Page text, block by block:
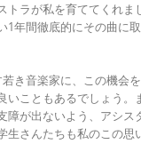
ラが私を育ててくれま
年間徹底的にその曲に
き音楽家に、この機会
こともあるでしょう。
が出ないよう、アシス
生さんたちも私のこの